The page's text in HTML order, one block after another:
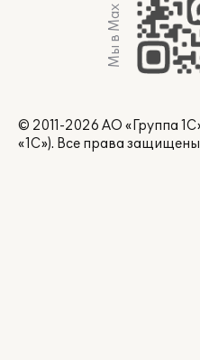
Мы в Max
© 2011-2026 АО «Группа
«1С»). Все права